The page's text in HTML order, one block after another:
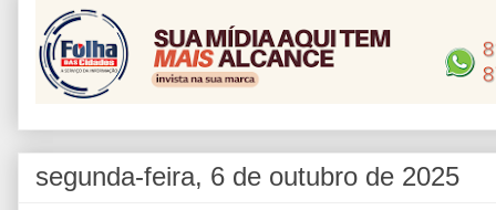
segunda-feira, 6 de outubro de 2025